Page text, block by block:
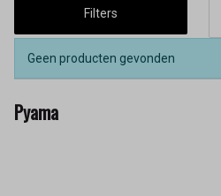
Filters
Geen producten gevonden
Pyama